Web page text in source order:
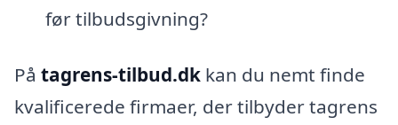
før tilbudsgivning?
På tagrens-tilbud.dk kan du nemt finde
kvalificerede firmaer, der tilbyder tagrens